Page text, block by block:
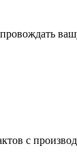
с